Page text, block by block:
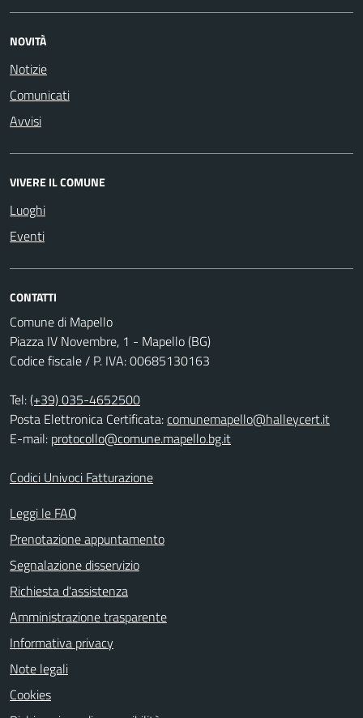
NOVITÀ
Notizie
Comunicati
Avvisi
VIVERE IL COMUNE
Luoghi
Eventi
CONTATTI
Comune di Mapello
Piazza IV Novembre, 1 - Mapello (BG)
Codice fiscale / P. IVA: 00685130163
Tel:(+39) 035-4652500
Posta Elettronica Certificata:comunemapello@halleycert.it
E-mail: protocollo@comune.mapello.bg.it
Codici Univoci Fatturazione
Leggi le FAQ
Prenotazione appuntamento
Segnalazione disservizio
Richiesta d'assistenza
Amministrazione trasparente
Informativa privacy
Note legali
Cookies